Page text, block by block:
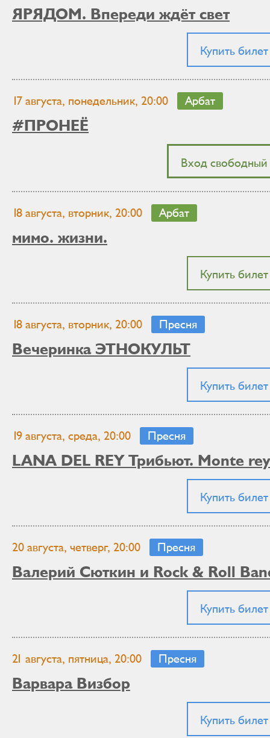
ЯРЯДОМ. Впереди ждёт свет
Купить билет
17 августа, понедельник, 20:00 Арбат
#ПРОНЕЁ
Вход свободный
18 августа, вторник, 20:00 Арбат
мимо. жизни.
Купить билет
18 августа, вторник, 20:00 Пресня
Вечеринка ЭТНОКУЛЬТ
Купить билет
19 августа, среда, 20:00 Пресня
LANA DEL REY Трибьют. Monte rey
Купить билет
20 августа, четверг, 20:00 Пресня
Валерий Сюткин и Rock & Roll
Купить билет
21 августа, пятница, 20:00 Пресня
Варвара Визбор
Купить билет